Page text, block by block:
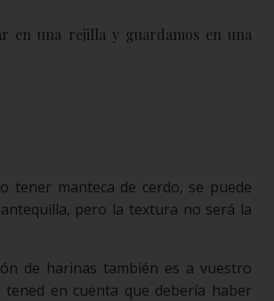
en una rejilla y guardamos en una
tener manteca de cerdo, se puede
pero la textura no será la
de harinas también es a vuestro
tened en cuenta que debería haber